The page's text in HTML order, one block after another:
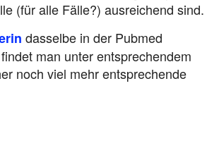
(für alle Fälle?) ausreichend sind.
dasselbe in der Pubmed
man unter entsprechendem
noch viel mehr entsprechende